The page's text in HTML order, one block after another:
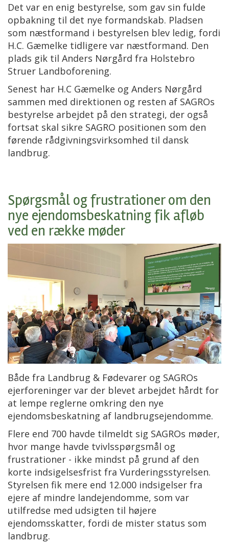
Det var en enig bestyrelse, som gav sin fulde
opbakning til det nye formandskab. Pladsen
som næstformand i bestyrelsen blev ledig, fordi
H.C. Gæmelke tidligere var næstformand. Den
plads gik til Anders Nørgård fra Holstebro
Struer Landboforening.
Senest har H.C Gæmelke og Anders Nørgård
sammen med direktionen og resten af SAGROs
bestyrelse arbejdet på den strategi, der også
fortsat skal sikre SAGRO positionen som den
førende rådgivningsvirksomhed til dansk
landbrug.
Spørgsmål og frustrationer om den
nye ejendomsbeskatning fik afløb
ved en række møder
Både fra Landbrug & Fødevarer og SAGROs
ejerforeninger var der blevet arbejdet hårdt for
at lempe reglerne omkring den nye
ejendomsbeskatning af landbrugsejendomme.
Flere end 700 havde tilmeldt sig SAGROs møder,
hvor mange havde tvivlsspørgsmål og
frustrationer - ikke mindst på grund af den
korte indsigelsesfrist fra Vurderingsstyrelsen.
Styrelsen fik mere end 12.000 indsigelser fra
ejere af mindre landejendomme, som var
utilfredse med udsigten til højere
ejendomsskatter, fordi de mister status som
landbrug.